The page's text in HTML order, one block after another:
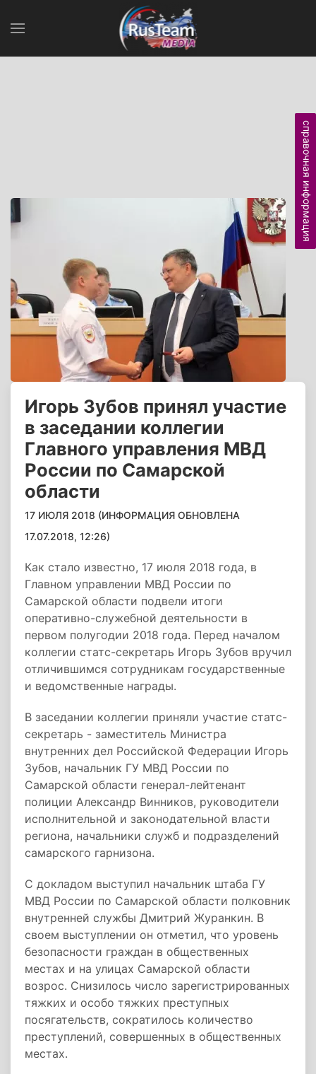
Игорь Зубов принял участие
в заседании коллегии
Главного управления МВД
России по Самарской
области
17 ИЮЛЯ 2018 (ИНФОРМАЦИЯ ОБНОВЛЕНА
17.07.2018, 12:26)
Как стало известно, 17 июля 2018 года, в
Главном управлении МВД России по
Самарской области подвели итоги
оперативно-служебной деятельности в
первом полугодии 2018 года. Перед началом
коллегии статс-секретарь Игорь Зубов вручил
отличившимся сотрудникам государственные
и ведомственные награды.
В заседании коллегии приняли участие статс-
секретарь - заместитель Министра
внутренних дел Российской Федерации Игорь
Зубов, начальник ГУ МВД России по
Самарской области генерал-лейтенант
полиции Александр Винников, руководители
исполнительной и законодательной власти
региона, начальники служб и подразделений
самарского гарнизона.
С докладом выступил начальник штаба ГУ
МВД России по Самарской области полковник
внутренней службы Дмитрий Журанкин. В
своем выступлении он отметил, что уровень
безопасности граждан в общественных
местах и на улицах Самарской области
возрос. Снизилось число зарегистрированных
тяжких и особо тяжких преступных
посягательств, сократилось количество
преступлений, совершенных в общественных
местах.
справочная информация